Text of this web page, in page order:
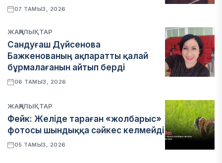
07 ТАМЫЗ, 2026
ЖАҢАЛЫҚТАР
Сандуғаш Дүйсенова
Бажкенованың ақпаратты қалай
бұрмалағанын айтып берді
06 ТАМЫЗ, 2026
ЖАҢАЛЫҚТАР
Фейк: Желіде тараған «жолбарыс»
фотосы шындыққа сәйкес келмейді
05 ТАМЫЗ, 2026